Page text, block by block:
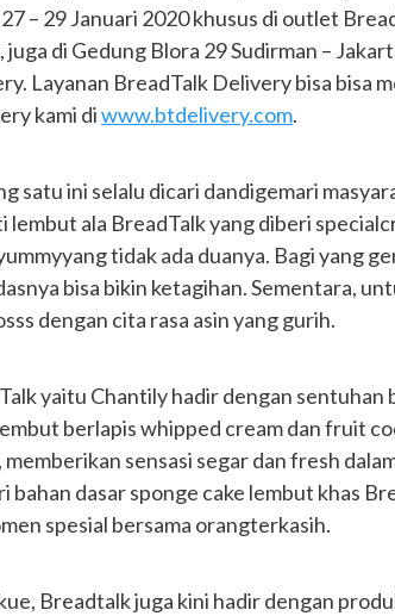
– 29 Januari 2020 khusus di outlet
di Gedung Blora 29 Sudirman –
Layanan BreadTalk Delivery bisa bisa
kami diwww.btdelivery.com.
satu ini selalu dicari dandigemari
ala BreadTalk yang diberi
tidak ada duanya. Bagi yang
bisa bikin ketagihan. Sementara,
dengan cita rasa asin yang gurih.
yaitu Chantily hadir dengan sentuhan
berlapis whipped cream dan fruit
sensasi segar dan fresh
dasar sponge cake lembut khas
spesial bersama orangterkasih.
Breadtalk juga kini hadir dengan